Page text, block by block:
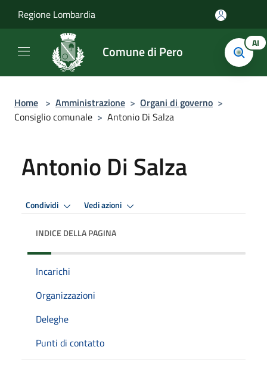
Regione Lombardia
Comune di Pero AI
Home > Amministrazione > Organi di governo >
Consiglio comunale > Antonio Di Salza
Antonio Di Salza
Condividi Vedi azioni
INDICE DELLA PAGINA
Incarichi
Organizzazioni
Deleghe
Punti di contatto